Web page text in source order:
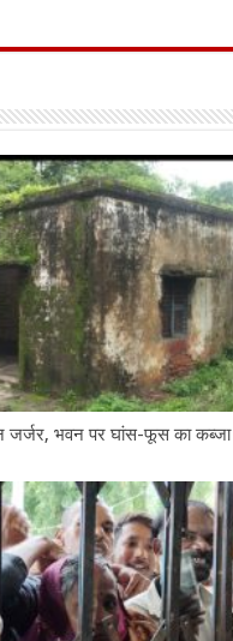
ai ar
जर्जर, भवन पर घांस-फूस का कब्जा